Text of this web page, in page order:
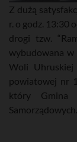
Z dużą
r. o godz. 13:30
drogi tzw.
wybudowana
Woli
powiatowej nr
który Gmina
Samorządowych.